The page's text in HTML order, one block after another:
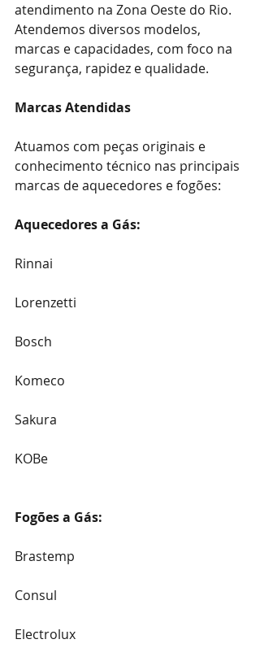
atendimento na Zona Oeste do Rio.
Atendemos diversos modelos,
marcas e capacidades, com foco na
segurança, rapidez e qualidade.
Marcas Atendidas
Atuamos com peças originais e
conhecimento técnico nas principais
marcas de aquecedores e fogões:
Aquecedores a Gás:
Rinnai
Lorenzetti
Bosch
Komeco
Sakura
KOBe
Fogões a Gás:
Brastemp
Consul
Electrolux